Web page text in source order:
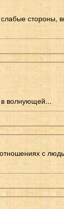
слабые стороны,
в волнующей...
с